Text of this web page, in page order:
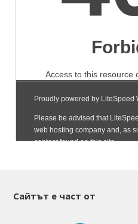
Сайтът е част от